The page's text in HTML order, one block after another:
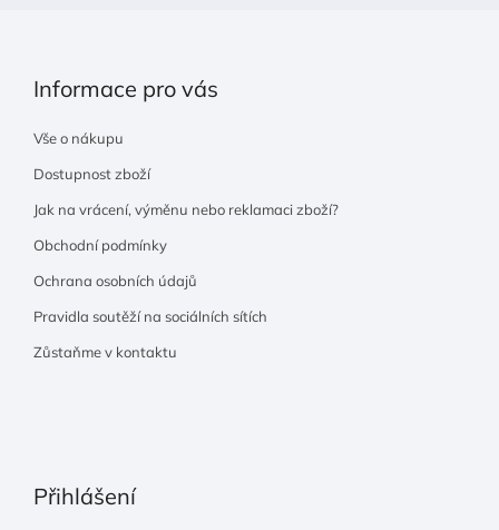
Informace pro vás
Vše o nákupu
Dostupnost zboží
Jak na vrácení, výměnu nebo reklamaci zboží?
Obchodní podmínky
Ochrana osobních údajů
Pravidla soutěží na sociálních sítích
Zůstaňme v kontaktu
Přihlášení